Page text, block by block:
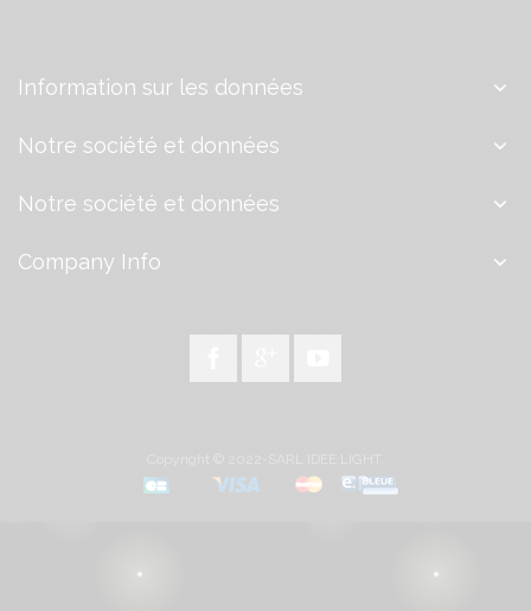
Information sur les données
Notre société et données
Notre société et données
Company Info